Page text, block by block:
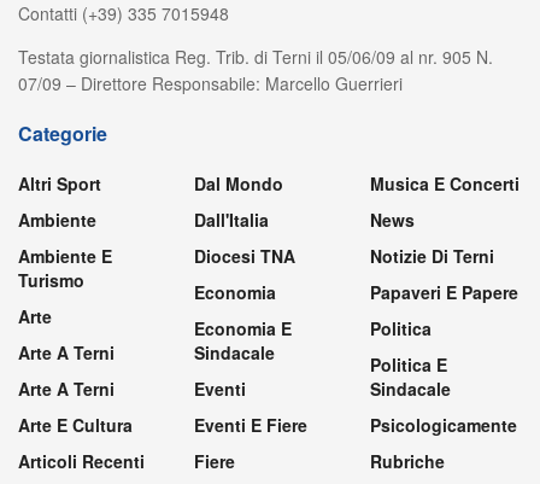
Contatti (+39) 335 7015948
Testata giornalistica Reg. Trib. di Terni il 05/06/09 al nr. 905 N.
07/09 – Direttore Responsabile: Marcello Guerrieri
Categorie
Altri Sport
Ambiente
Ambiente E
Turismo
Arte
Arte A Terni
Arte A Terni
Arte E Cultura
Articoli Recenti
Dal Mondo
Dall'Italia
Diocesi TNA
Economia
Economia E
Sindacale
Eventi
Eventi E Fiere
Fiere
Musica E Concerti
News
Notizie Di Terni
Papaveri E Papere
Politica
Politica E
Sindacale
Psicologicamente
Rubriche